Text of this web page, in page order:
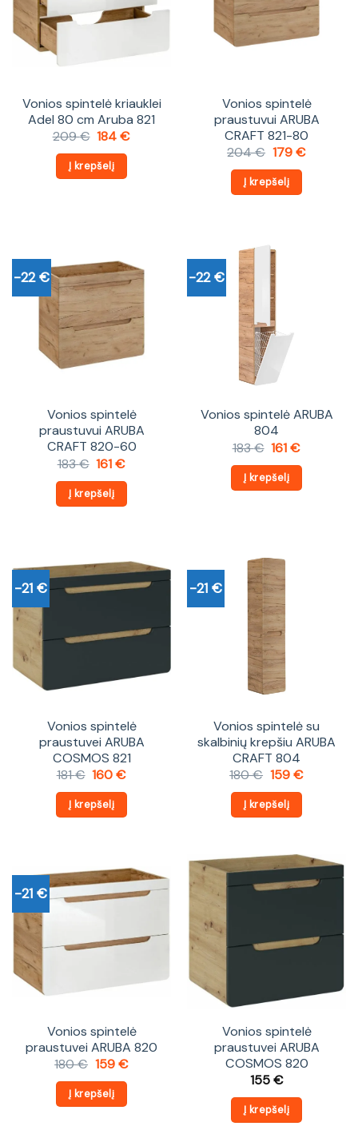
Vonios spintelė kriauklei
Adel 80 cm Aruba 821
209€ Original
was:
209 €.
184€Current
Į krepšelį
Vonios spintelė
praustuvui ARUBA
CRAFT 821-80
204€ Original
was:
204 €.
179€Current
Į krepšelį
-22 €
Vonios spintelė
praustuvui ARUBA
CRAFT 820-60
183€ Original
was:
183 €.
161€Current
is:
161 €.
Į krepšelį
-22 €
Vonios spintelė ARUBA
804
183€ Original
was:
183 €.
161€Current
is:
161 €.
Į krepšelį
-21 €
Vonios spintelė
praustuvei ARUBA
COSMOS 821
181€ Original
was:
181 €.
160€Current
is:
160 €.
Į krepšelį
-21 €
Vonios spintelė su
skalbinių krepšiu ARUBA
CRAFT 804
180€ Original
was:
180 €.
159€Current
Į krepšelį
-21 €
Vonios spintelė
praustuvei ARUBA 820
180€ Original
was:
180 €.
159€Current
Į krepšelį
Vonios spintelė
praustuvei ARUBA
COSMOS 820
155€
Į krepšelį